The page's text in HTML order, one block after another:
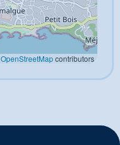
OpenStreetMapcontributors